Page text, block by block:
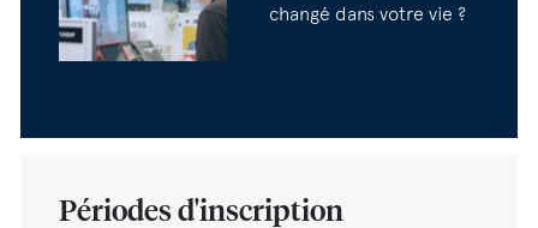
changé dans votre vie ?
Périodes d'inscription